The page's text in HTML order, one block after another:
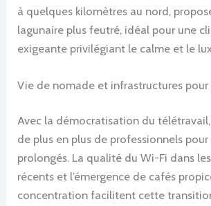
à quelques kilomètres au nord,
lagunaire plus feutré, idéal pour une
exigeante privilégiant le calme et le
Vie de nomade et infrastructures
Avec la démocratisation du
de plus en plus de professionnels pour
prolongés. La qualité du Wi-Fi dans
récents et l’émergence de cafés
concentration facilitent cette